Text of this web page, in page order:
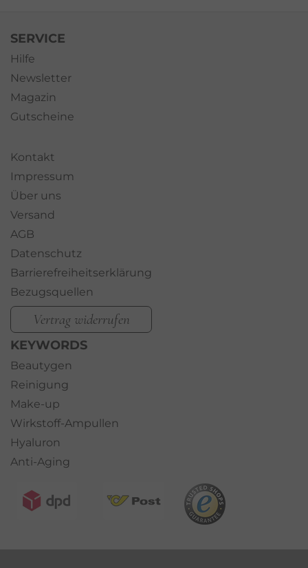
SERVICE
Hilfe
Newsletter
Magazin
Gutscheine
Kontakt
Impressum
Über uns
Versand
AGB
Datenschutz
Barrierefreiheitserklärung
Bezugsquellen
Vertrag widerrufen
KEYWORDS
Beautygen
Reinigung
Make-up
Wirkstoff-Ampullen
Hyaluron
Anti-Aging